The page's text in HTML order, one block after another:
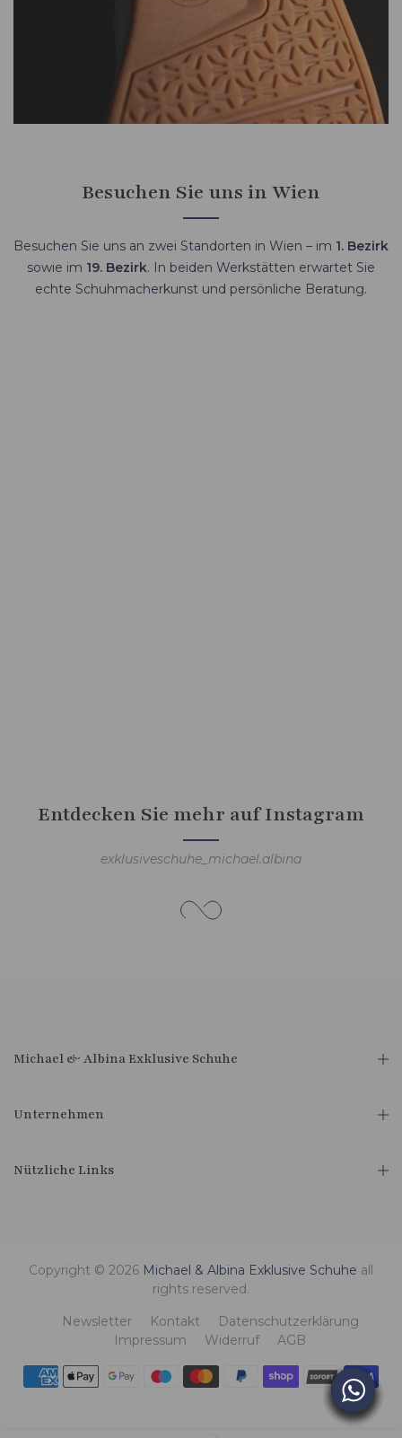
Besuchen Sie uns in Wien
Besuchen Sie uns an zwei Standorten in Wien – im 1. Bezirk
sowie im 19. Bezirk. In beiden Werkstätten erwartet Sie
echte Schuhmacherkunst und persönliche Beratung.
Entdecken Sie mehr auf Instagram
exklusiveschuhe_michael.albina
Michael & Albina Exklusive Schuhe
Unternehmen
Nützliche Links
Copyright © 2026 Michael & Albina Exklusive Schuhe all
rights reserved.
Newsletter
Kontakt
Datenschutzerklärung
Impressum
Widerruf AGB